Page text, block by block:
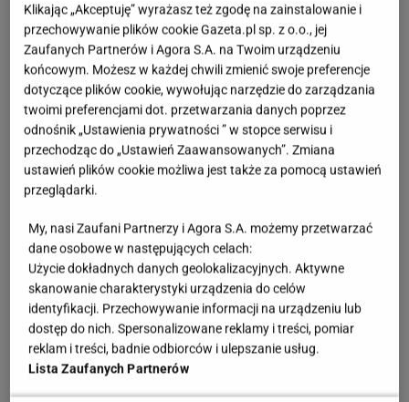
komentarzach pojawiają się docinki, że takie sprawy
powinno się załatwiać prywatnie. Tylko dlaczego
miałyby milczeć? To ogromna odwaga, by publicznie
opowiedzieć, jak stosowana wobec nich przemoc
wyglądała i do czego doprowadziła. Piszą, że czuły
się słabe i przede wszystkim wstydzą się, że ich
życie w czterech ścianach nie wygląda jak na
ujęciach z Instagrama. Co więcej, często pod
obszernymi swetrami kryły się siniaki, które były
tylko wierzchołkiem góry lodowej. Przemoc fizyczna
i to, co na zewnątrz, łączy się nieodłącznie z
naruszeniem godności, która sprowadza się do
przemocy psychicznej. W Międzynarodowy Dzień
Eliminacji Przemocy wobec Kobiet chcemy
wesprzeć nie tylko kobiety, choć w większości to
Klikając „Akceptuję” wyrażasz też zgodę na zainstalowanie i
przechowywanie plików cookie Gazeta.pl sp. z o.o., jej
Zaufanych Partnerów i Agora S.A. na Twoim urządzeniu
końcowym. Możesz w każdej chwili zmienić swoje preferencje
dotyczące plików cookie, wywołując narzędzie do zarządzania
twoimi preferencjami dot. przetwarzania danych poprzez
odnośnik „Ustawienia prywatności ” w stopce serwisu i
przechodząc do „Ustawień Zaawansowanych”. Zmiana
ustawień plików cookie możliwa jest także za pomocą ustawień
przeglądarki.
My, nasi Zaufani Partnerzy i Agora S.A. możemy przetwarzać
dane osobowe w następujących celach:
Użycie dokładnych danych geolokalizacyjnych. Aktywne
skanowanie charakterystyki urządzenia do celów
identyfikacji. Przechowywanie informacji na urządzeniu lub
dostęp do nich. Spersonalizowane reklamy i treści, pomiar
reklam i treści, badnie odbiorców i ulepszanie usług.
Lista Zaufanych Partnerów